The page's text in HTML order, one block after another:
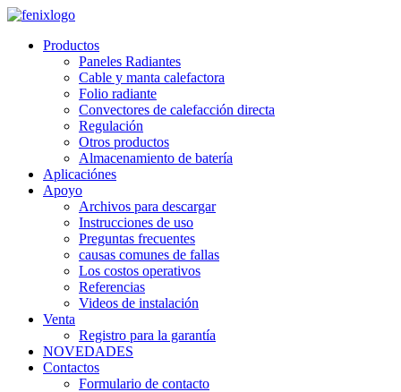
Skip to main content
Productos
Paneles Radiantes
Cable y manta calefactora
Folio radiante
Convectores de calefacción directa
Regulación
Otros productos
Almacenamiento de batería
Aplicaciónes
Apoyo
Archivos para descargar
Instrucciones de uso
Preguntas frecuentes
causas comunes de fallas
Los costos operativos
Referencias
Videos de instalación
Venta
Registro para la garantía
NOVEDADES
Contactos
Formulario de contacto